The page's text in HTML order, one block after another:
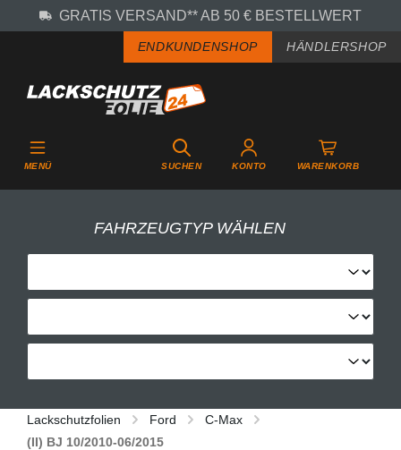
Zum Hauptinhalt springen
GRATIS VERSAND** AB 50 € BESTELLWERT
ENDKUNDENSHOP HÄNDLERSHOP
MENÜ SUCHEN KONTO WARENKORB
FAHRZEUGTYP WÄHLEN
Lackschutzfolien Ford
C-Max
(II) BJ 10/2010-06/2015